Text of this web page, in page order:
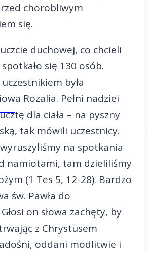
chorobliwym
się.
duchowej, co chcieli
spotkało się 130 osób.
była
Rozalia. Pełni nadziei
dla ciała – na pyszny
tak mówili uczestnicy.
na spotkania
namiotami, tam dzieliliśmy
(1 Tes 5, 12-28). Bardzo
św. Pawła do
on słowa zachęty, by
z Chrystusem
oddani modlitwie i